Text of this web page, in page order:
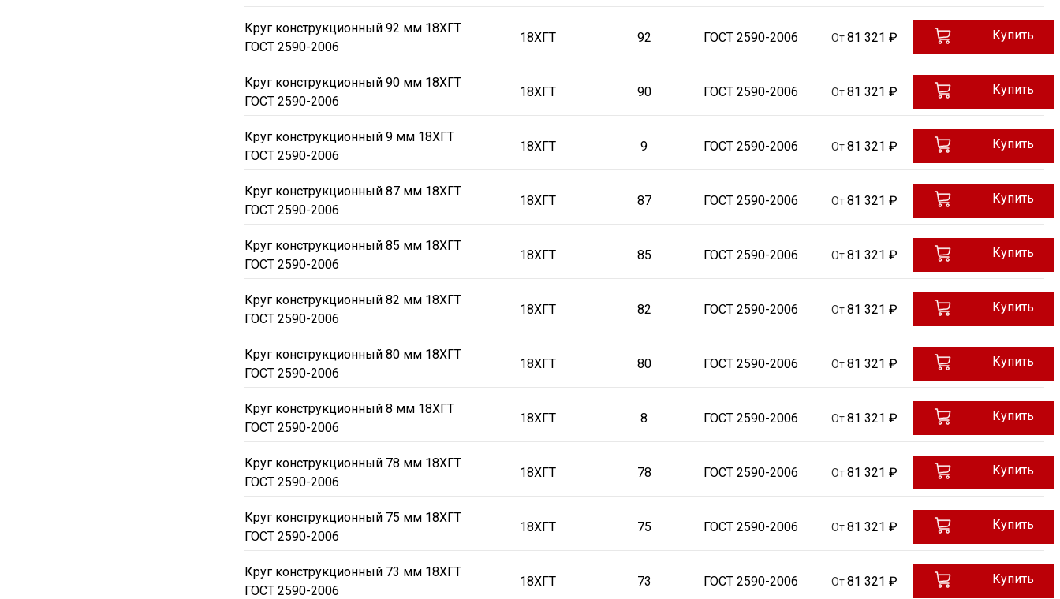
Круг конструкционный 92 мм 18ХГТ
ГОСТ 2590-2006
18ХГТ 92 ГОСТ 2590-2006 От81 321 ₽ Купить
Круг конструкционный 90 мм 18ХГТ
ГОСТ 2590-2006
18ХГТ 90 ГОСТ 2590-2006 От81 321 ₽ Купить
Круг конструкционный 9 мм 18ХГТ
ГОСТ 2590-2006
18ХГТ 9 ГОСТ 2590-2006 От81 321 ₽ Купить
Круг конструкционный 87 мм 18ХГТ
ГОСТ 2590-2006
18ХГТ 87 ГОСТ 2590-2006 От81 321 ₽ Купить
Круг конструкционный 85 мм 18ХГТ
ГОСТ 2590-2006
18ХГТ 85 ГОСТ 2590-2006 От81 321 ₽ Купить
Круг конструкционный 82 мм 18ХГТ
ГОСТ 2590-2006
18ХГТ 82 ГОСТ 2590-2006 От81 321 ₽ Купить
Круг конструкционный 80 мм 18ХГТ
ГОСТ 2590-2006
18ХГТ 80 ГОСТ 2590-2006 От81 321 ₽ Купить
Круг конструкционный 8 мм 18ХГТ
ГОСТ 2590-2006
18ХГТ 8 ГОСТ 2590-2006 От81 321 ₽ Купить
Круг конструкционный 78 мм 18ХГТ
ГОСТ 2590-2006
18ХГТ 78 ГОСТ 2590-2006 От81 321 ₽ Купить
Круг конструкционный 75 мм 18ХГТ
ГОСТ 2590-2006
18ХГТ 75 ГОСТ 2590-2006 От81 321 ₽ Купить
Круг конструкционный 73 мм 18ХГТ
ГОСТ 2590-2006
18ХГТ 73 ГОСТ 2590-2006 От81 321 ₽ Купить